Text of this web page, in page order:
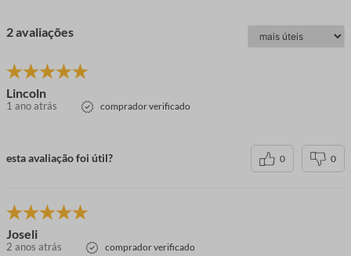
2 avaliações
Lincoln
1 ano atrás comprador verificado
esta avaliação foi útil? 0 0
Joseli
2 anos atrás comprador verificado